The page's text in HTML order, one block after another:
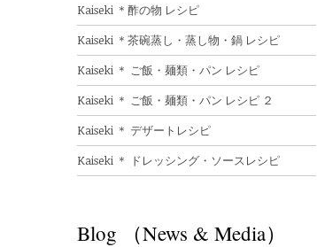
Kaiseki ＊酢の物 レシピ
Kaiseki ＊茶碗蒸し・蒸し物・鍋 レシピ
Kaiseki ＊ ご飯・麺類・パン レシピ
Kaiseki ＊ ご飯・麺類・パン レシピ ２
Kaiseki ＊ デザートレシピ
Kaiseki ＊ ドレッシング・ソースレシピ
Blog （News & Media）